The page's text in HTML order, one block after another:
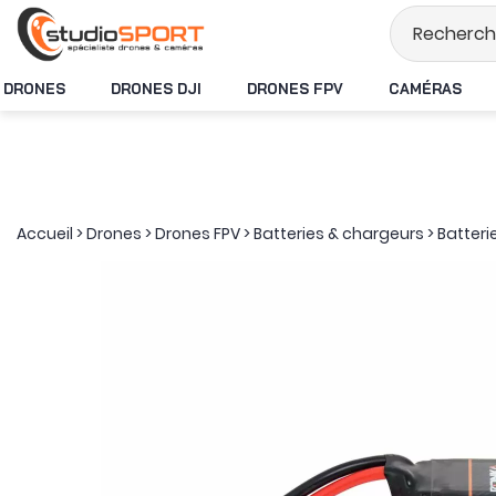
Stock en temps
DRONES DRONES DJI DRONES FPV CAMÉRAS
Accueil >Drones >Drones FPV>Batteries & chargeurs >